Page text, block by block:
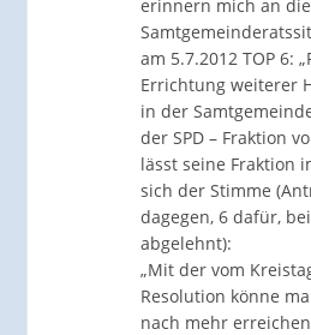
erinnern mich an die
am 5.7.2012 TOP 6:
Errichtung weiterer
in der
der SPD – Fraktion
lässt seine Fraktion
sich der Stimme
dagegen, 6 dafür,
abgelehnt):
„Mit der vom
Resolution könne
nach mehr